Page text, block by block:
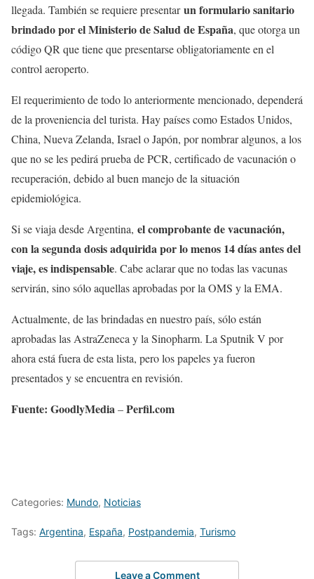
llegada. También se requiere presentarun formulario sanitario
brindado por el Ministerio de Salud de España, que otorga un
código QR que tiene que presentarse obligatoriamente en el
control aeroperto.
El requerimiento de todo lo anteriormente mencionado, dependerá
de la proveniencia del turista. Hay países como Estados Unidos,
China, Nueva Zelanda, Israel o Japón, por nombrar algunos, a los
que no se les pedirá prueba de PCR, certificado de vacunación o
recuperación, debido al buen manejo de la situación
epidemiológica.
Si se viaja desde Argentina, el comprobante de vacunación,
con la segunda dosis adquirida por lo menos 14 días antes del
viaje, es indispensable. Cabe aclarar que no todas las vacunas
servirán, sino sólo aquellas aprobadas por la OMS y la EMA.
Actualmente, de las brindadas en nuestro país, sólo están
aprobadas las AstraZeneca y la Sinopharm. La Sputnik V por
ahora está fuera de esta lista, pero los papeles ya fueron
presentados y se encuentra en revisión.
Fuente: GoodlyMedia–Perfil.com
Categories: Mundo, Noticias
Tags: Argentina, España, Postpandemia, Turismo
Leave a Comment